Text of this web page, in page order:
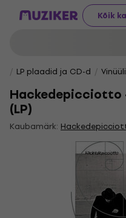
Kõik
LP plaadid ja CD-d
Hackedepicciotto
(LP)
Kaubamärk: